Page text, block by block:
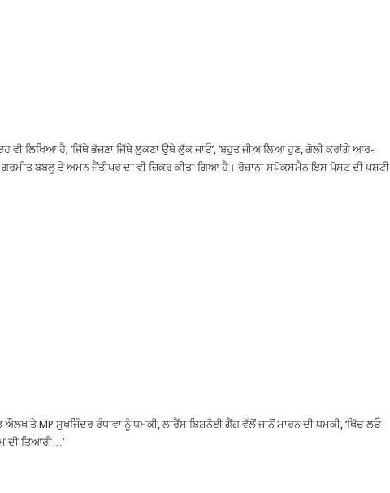
ਵੀ ਲਿਖਿਆ ਹੈ, ‘ਜਿੱਥੇ ਭੱਜਣਾ ਜਿੱਥੇ ਲੁਕਣਾ ਉਥੇ ਲੁੱਕ ਜਾਓ’, ‘ਬਹੁਤ ਜੀਅ ਲਿਆ ਹੁਣ, ਗੋਲੀ ਕਰਾਂਗੇ ਆਰ-
ਗੁਰਮੀਤ ਬਬਲੂ ਤੇ ਅਮਨ ਜੈਂਤੀਪੁਰ ਦਾ ਵੀ ਜ਼ਿਕਰ ਕੀਤਾ ਗਿਆ ਹੈ। ਰੋਜ਼ਾਨਾ ਸਪੋਕਸਮੈਨ ਇਸ ਪੋਸਟ ਦੀ ਪੁਸ਼ਟੀ
ਔਲਖ ਤੇ MP ਸੁਖਜਿੰਦਰ ਰੰਧਾਵਾ ਨੂੰ ਧਮਕੀ, ਲਾਰੈਂਸ ਬਿਸ਼ਨੋਈ ਗੈਂਗ ਵੱਲੋਂ ਜਾਨੋਂ ਮਾਰਨ ਦੀ ਧਮਕੀ, ‘ਖਿੱਚ ਲਓ
ਦੀ ਤਿਆਰੀ…’